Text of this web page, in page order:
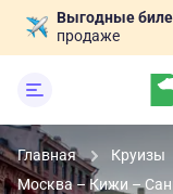
Выгодные
продаже
Главная Круизы
Москва – Кижи –